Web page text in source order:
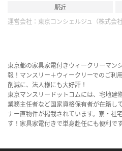
駅近
運営会社： 東京コンシェルジュ（株式会
東京都の家具家電付きウィークリーマン
報！マンスリー＋ウィークリーでのご利
削減に、法人様にも大好評！
東京マンスリードットコムには、宅地建
業務主任者など国家資格保有者が在籍し
ナー直物件が掲載されています。寮・社
す！家具家電付きで単身赴任にも便利です